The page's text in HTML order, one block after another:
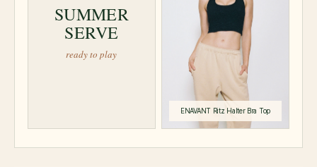
SUMMER
SERVE
ready to play